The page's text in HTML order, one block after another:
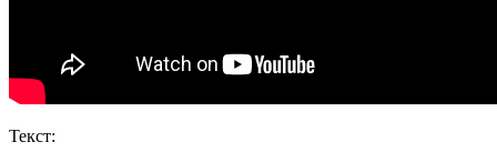
Текст: